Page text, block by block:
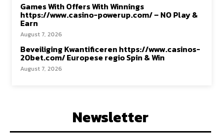
Games With Offers With Winnings
https://www.casino-powerup.com/ – NO Play &
Earn
August 7, 2026
Beveiliging Kwantificeren https://www.casinos-
20bet.com/ Europese regio Spin & Win
August 7, 2026
Newsletter